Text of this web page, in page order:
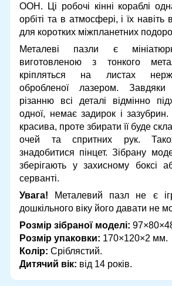
ООН. Ці робочі кінні кораблі
орбіті та в атмосфері, і їх навіть
для коротких міжпланетних
Металеві пазли є
виготовленою з тонкого
кріпляться на листах
обробленої лазером.
різанню всі деталі відмінно
одної, немає задирок і
красива, проте збирати її буде
очей та спритних рук.
знадобитися пінцет. Зібрану
зберігають у захисному боксі
серванті.
Увага! Металевий пазл не є
дошкільного віку його давати не
Розмір зібраної моделі:
Розмір упаковки: 170×120×2 мм.
Колір: Сріблястий.
Дитячий вік: від 14 років.